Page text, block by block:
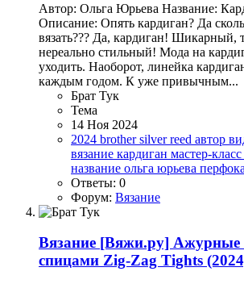
Автор: Ольга Юрьева Название:
Описание: Опять кардиган? Да
вязать??? Да, кардиган!
нереально стильный! Мода на
уходить. Наоборот, линейка
каждым годом. К уже привычным...
Брат Тук
Тема
14 Ноя 2024
2024 brothersilver reed автор
вязание кардиган мастер-класс
название ольга юрьева
Ответы: 0
Форум: Вязание
Вязание [Вяжи.ру] Ажурные
спицами Zig-Zag Tights